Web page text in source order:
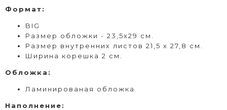
Формат:
BIG
Размер обложки - 23,5х29 см.
Размер внутренних листов 21,5 х 27,8 см.
Ширина корешка 2 см.
Обложка:
Ламинированая обложка
Наполнение: